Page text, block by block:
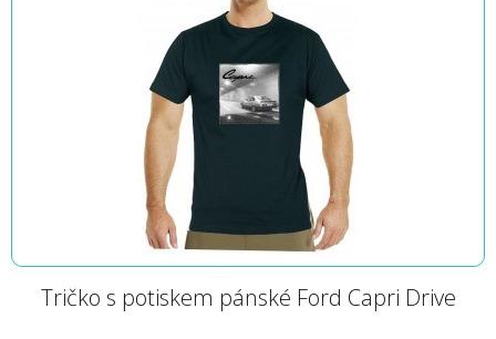
Tričko s potiskem pánské Ford Capri Drive